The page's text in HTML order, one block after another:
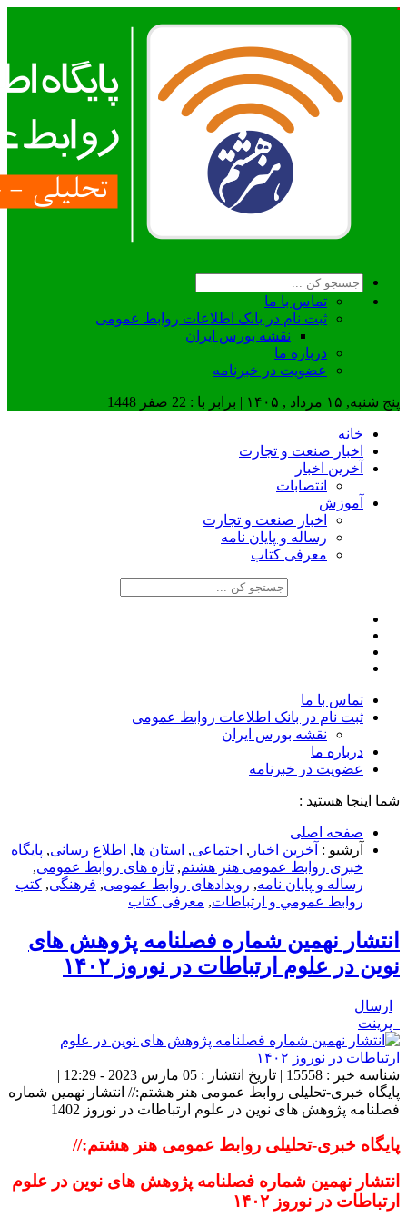
تماس با ما
ثبت نام در بانک اطلاعات روابط عمومی
نقشه بورس ایران
درباره ما
عضويت در خبرنامه
پنج شنبه, ۱۵ مرداد , ۱۴۰۵ | برابر با : 22 صفر 1448
خانه
اخبار صنعت و تجارت
آخرین اخبار
انتصابات
آموزش
اخبار صنعت و تجارت
رساله و پایان نامه
معرفی کتاب
تماس با ما
ثبت نام در بانک اطلاعات روابط عمومی
نقشه بورس ایران
درباره ما
عضويت در خبرنامه
شما اینجا هستید :
صفحه اصلی
آرشیو : آخرین اخبار , اجتماعی, استان ها, اطلاع رسانی, پایگاه
خبری روابط عمومی هنر هشتم, تازه های روابط عمومی,
رساله و پایان نامه, رویدادهای روابط عمومی, فرهنگی, كتب
روابط عمومي و ارتباطات, معرفی کتاب
انتشار نهمین شماره فصلنامه پژوهش های
نوین در علوم ارتباطات در نوروز ۱۴۰۲
ارسال
پرینت
شناسه خبر : 15558 | تاریخ انتشار : 05 مارس 2023 - 12:29 |
پایگاه خبری-تحلیلی روابط عمومی هنر هشتم:// انتشار نهمین شماره
فصلنامه پژوهش های نوین در علوم ارتباطات در نوروز 1402
پایگاه خبری-تحلیلی روابط عمومی هنر هشتم://
انتشار نهمین شماره فصلنامه پژوهش های نوین در علوم
ارتباطات در نوروز ۱۴۰۲